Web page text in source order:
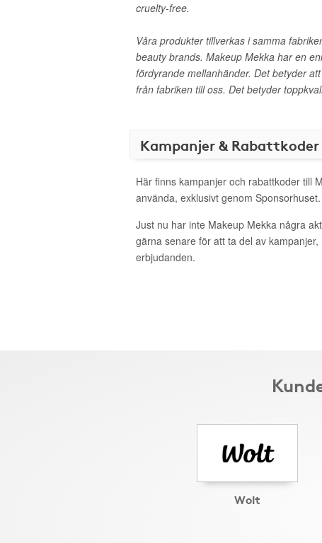
cruelty-free.
Våra produkter tillverkas i samma
beauty brands. Makeup Mekka har en
fördyrande mellanhänder. Det betyder
från fabriken till oss. Det betyder
Kampanjer & Rabattkoder
Här finns kampanjer och rabattkoder till
använda, exklusivt genom Sponsorhuset.
Just nu har inte Makeup Mekka några
gärna senare för att ta del av
erbjudanden.
Wolt